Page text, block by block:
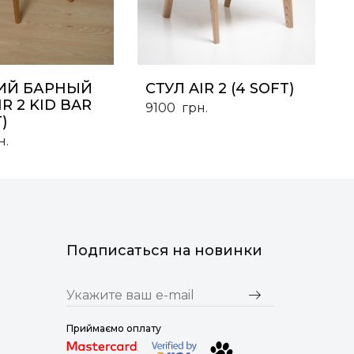
БАРНЫЙ
2 KID BAR
СТУЛ AIR 2 (4 SOFT)
9100 грн.
Подписаться на новинки
Приймаємо оплату